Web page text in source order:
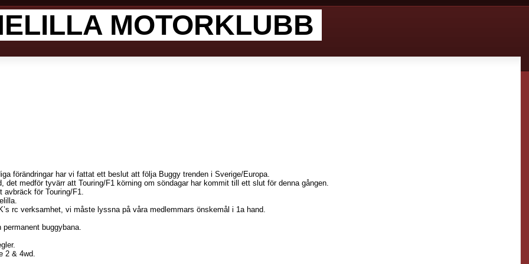
MOTORKLUBB
förändringar har vi fattat ett beslut att följa Buggy trenden i Sverige/Europa.
medför tyvärr att Touring/F1 körning om söndagar har kommit till ett slut för denna gången.
för Touring/F1.
rc verksamhet, vi måste lyssna på våra medlemmars önskemål i 1a hand.
buggybana.
2 & 4wd.